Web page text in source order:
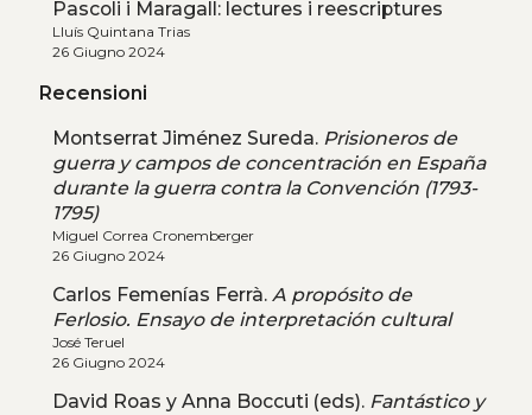
Pascoli i Maragall: lectures i reescriptures
Lluís Quintana Trias
26 Giugno 2024
Recensioni
Montserrat Jiménez Sureda. Prisioneros de
guerra y campos de concentración en España
durante la guerra contra la Convención (1793-
1795)
Miguel Correa Cronemberger
26 Giugno 2024
Carlos Femenías Ferrà. A propósito de
Ferlosio. Ensayo de interpretación cultural
José Teruel
26 Giugno 2024
David Roas y Anna Boccuti (eds). Fantástico y